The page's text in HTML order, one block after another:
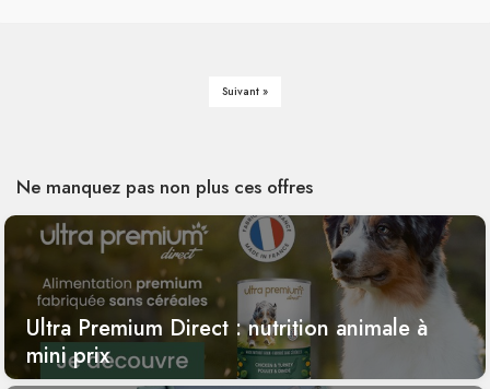
Suivant »
Ne manquez pas non plus ces offres
Ultra Premium Direct : nutrition animale à
mini prix